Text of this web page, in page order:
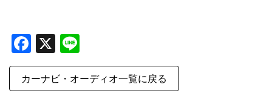
Facebook
X
カーナビ・オーディオ一覧に戻る